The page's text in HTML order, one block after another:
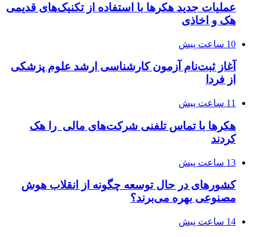
عملیات جدید هکرها با استفاده از تکنیک‌های قدیمی
هک و اخاذی
10 ساعت پیش
آغاز ثبت‌نام‌ آزمون کارشناسی ارشد علوم پزشکی
از فردا
11 ساعت پیش
هکرها با تماس تلفنی شرکت‌های مالی را هک
کردند
13 ساعت پیش
کشورهای در حال توسعه چگونه از انقلاب هوش
مصنوعی بهره می‌برند؟
14 ساعت پیش